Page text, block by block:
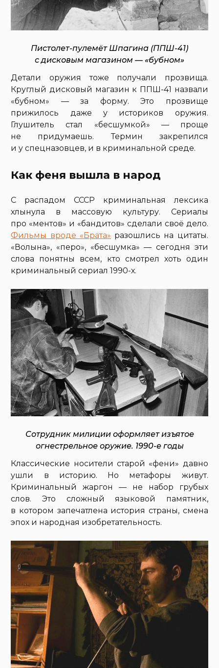
Пистолет-пулемёт Шпагина (ППШ-41)
с дисковым магазином — «бубном»
Детали оружия тоже получали прозвища.
Круглый дисковый магазин к ППШ-41 назвали
«бубном» — за форму. Это прозвище
прижилось даже у историков оружия.
Глушитель стал «бесшумкой» — проще
не придумаешь. Термин закрепился
и у спецназовцев, и в криминальной среде.
Как феня вышла в народ
С распадом СССР криминальная лексика
хлынула в массовую культуру. Сериалы
про «ментов» и «бандитов» сделали своё дело.
Фильмы вроде «Брата» разошлись на цитаты.
«Волына», «перо», «бесшумка» — сегодня эти
слова понятны всем, кто смотрел хоть один
криминальный сериал 1990-х.
Сотрудник милиции оформляет изъятое
огнестрельное оружие. 1990-е годы
Классические носители старой «фени» давно
ушли в историю. Но метафоры живут.
Криминальный жаргон — не набор грубых
слов. Это сложный языковой памятник,
в котором запечатлена история страны, смена
эпох и народная изобретательность.